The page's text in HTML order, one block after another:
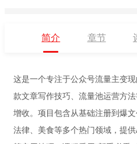
简介 章节
这是一个专注于公众号流量主变
款文章写作技巧、流量池运营方
增收。项目包含从基础注册到爆
法律、美食等多个热门领域，提